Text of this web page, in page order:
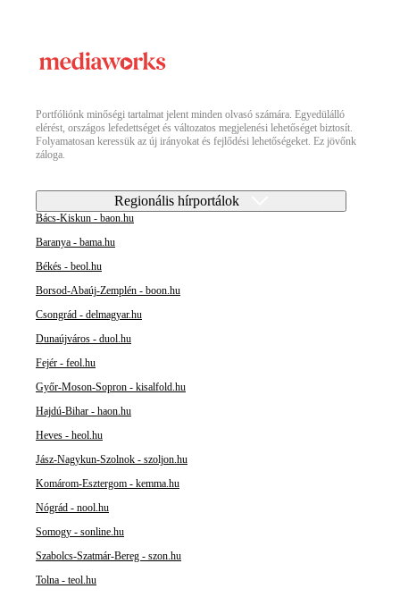
Portfóliónk minőségi tartalmat jelent minden olvasó számára. Egyedülálló
elérést, országos lefedettséget és változatos megjelenési lehetőséget biztosít.
Folyamatosan keressük az új irányokat és fejlődési lehetőségeket. Ez jövőnk
záloga.
Regionális hírportálok
Bács-Kiskun - baon.hu
Baranya - bama.hu
Békés - beol.hu
Borsod-Abaúj-Zemplén - boon.hu
Csongrád - delmagyar.hu
Dunaújváros - duol.hu
Fejér - feol.hu
Győr-Moson-Sopron - kisalfold.hu
Hajdú-Bihar - haon.hu
Heves - heol.hu
Jász-Nagykun-Szolnok - szoljon.hu
Komárom-Esztergom - kemma.hu
Nógrád - nool.hu
Somogy - sonline.hu
Szabolcs-Szatmár-Bereg - szon.hu
Tolna - teol.hu